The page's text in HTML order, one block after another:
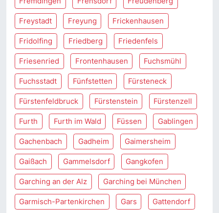
Freystadt Freyung Frickenhausen
Fridolfing Friedberg Friedenfels
Friesenried Frontenhausen Fuchsmühl
Fuchsstadt Fünfstetten Fürsteneck
Fürstenfeldbruck Fürstenstein Fürstenzell
Furth Furth im Wald Füssen Gablingen
Gachenbach Gadheim Gaimersheim
Gaißach Gammelsdorf Gangkofen
Garching an der Alz Garching bei München
Garmisch-Partenkirchen Gars Gattendorf